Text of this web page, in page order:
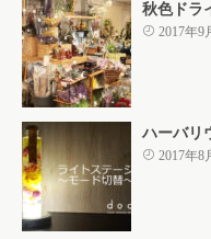
秋色ドラ
2017年9
ハーバリ
2017年8